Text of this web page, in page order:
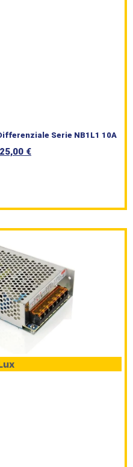
Serie NB1L1 10A
25,00 €